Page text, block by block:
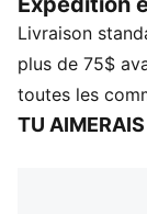
assortis pour
Contenu
coton recyclé, il
DÉTAILS
Livraison
plus de 75$
toutes les
TU